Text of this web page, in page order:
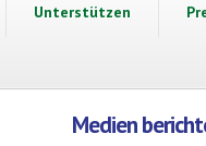
Unterstützen
Medien